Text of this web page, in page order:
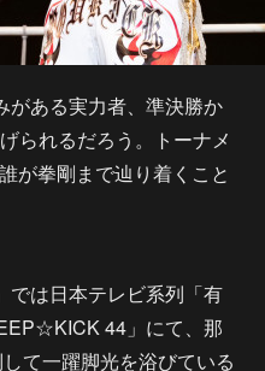
ある実力者、準決勝か
られるだろう。トーナメ
が拳剛まで辿り着くこと
は日本テレビ系列「有
44」にて、那
て一躍脚光を浴びている